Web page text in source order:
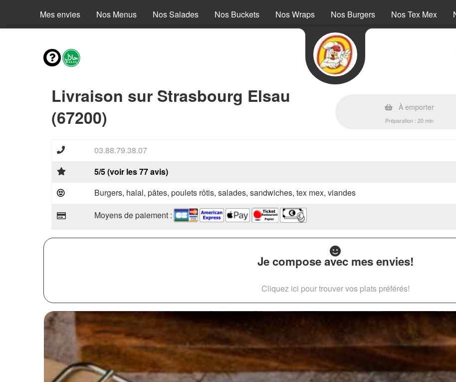
Mes envies Nos Menus Nos Salades Nos Buckets Nos Wraps Nos Burgers Nos Tex Mex
Livraison sur Strasbourg Elsau
(67200)
À emporter
Préparation : 20 min
03.88.79.38.07
5/5 (voir les 77 avis)
Burgers, halal, pâtes, poulets rôtis, salades, sandwiches, tex mex, viandes
Moyens de paiement :
Je compose avec mes envies!
Cliquez ici pour trouver vos plats préférés!